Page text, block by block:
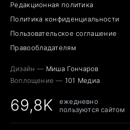
Редакционная политика
Политика конфиденциальности
Пользовательское соглашение
Правообладателям
Дизайн — Миша Гончаров
Воплощение — 101 Медиа
69,8K
ежедневно
пользуются сайтом